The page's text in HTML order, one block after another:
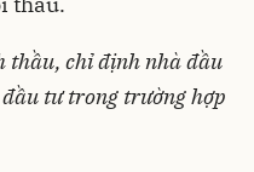
thầu, chỉ định nhà đầu
tư trong trường hợp